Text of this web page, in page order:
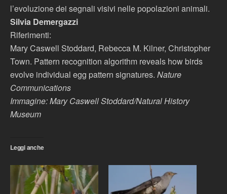
l’evoluzione dei segnali visivi nelle popolazioni animali.
Silvia Demergazzi
Riferimenti:
Mary Caswell Stoddard, Rebecca M. Kilner, Christopher
Town. Pattern recognition algorithm reveals how birds
evolve individual egg pattern signatures. Nature
Communications
Immagine: Mary Caswell Stoddard/Natural History
Museum
Leggi anche